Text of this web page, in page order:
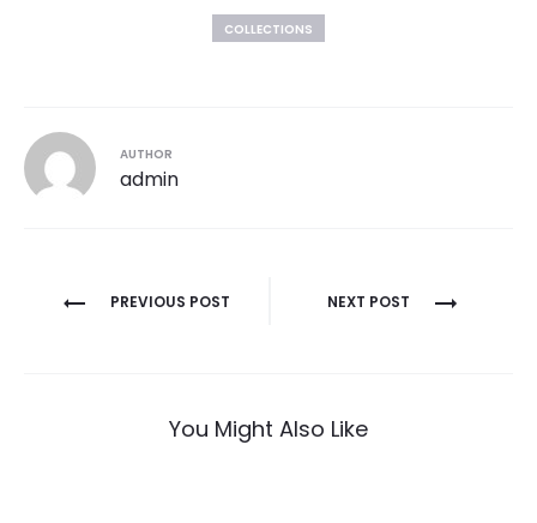
COLLECTIONS
AUTHOR
admin
Navegación
PREVIOUS POST NEXT POST
You Might Also Like